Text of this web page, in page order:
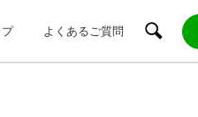
よくあるご質問